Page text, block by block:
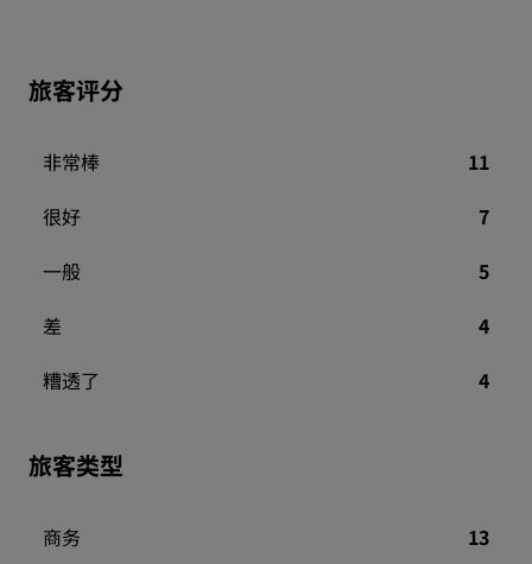
旅客评分
非常棒
11
很好
7
一般
5
差
4
糟透了
4
旅客类型
商务
13